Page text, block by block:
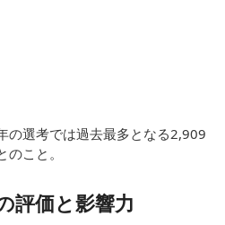
の選考では過去最多となる2,909
こと。
評価と影響力